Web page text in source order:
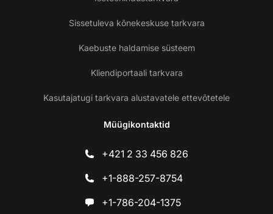
Sissetuleva kõnekeskuse tarkvara
Kaebuste haldamise süsteem
Kliendiportaali tarkvara
Kasutajatugi tarkvara alustavatele ettevõtetele
Müügikontaktid
+421 2 33 456 826
+1-888-257-8754
+1-786-204-1375